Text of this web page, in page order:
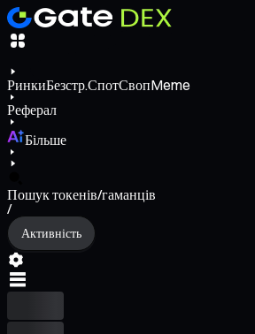
РинкиБезстр.СпотСвопMeme
Реферал
Більше
Пошук токенів/гаманців
/
Активність